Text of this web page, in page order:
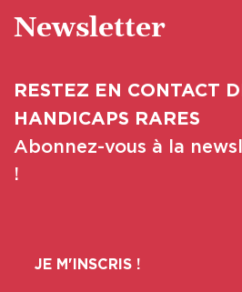
Newsletter
RESTEZ EN CONTACT
HANDICAPS RARES
Abonnez-vous à la
!
JE M'INSCRIS !